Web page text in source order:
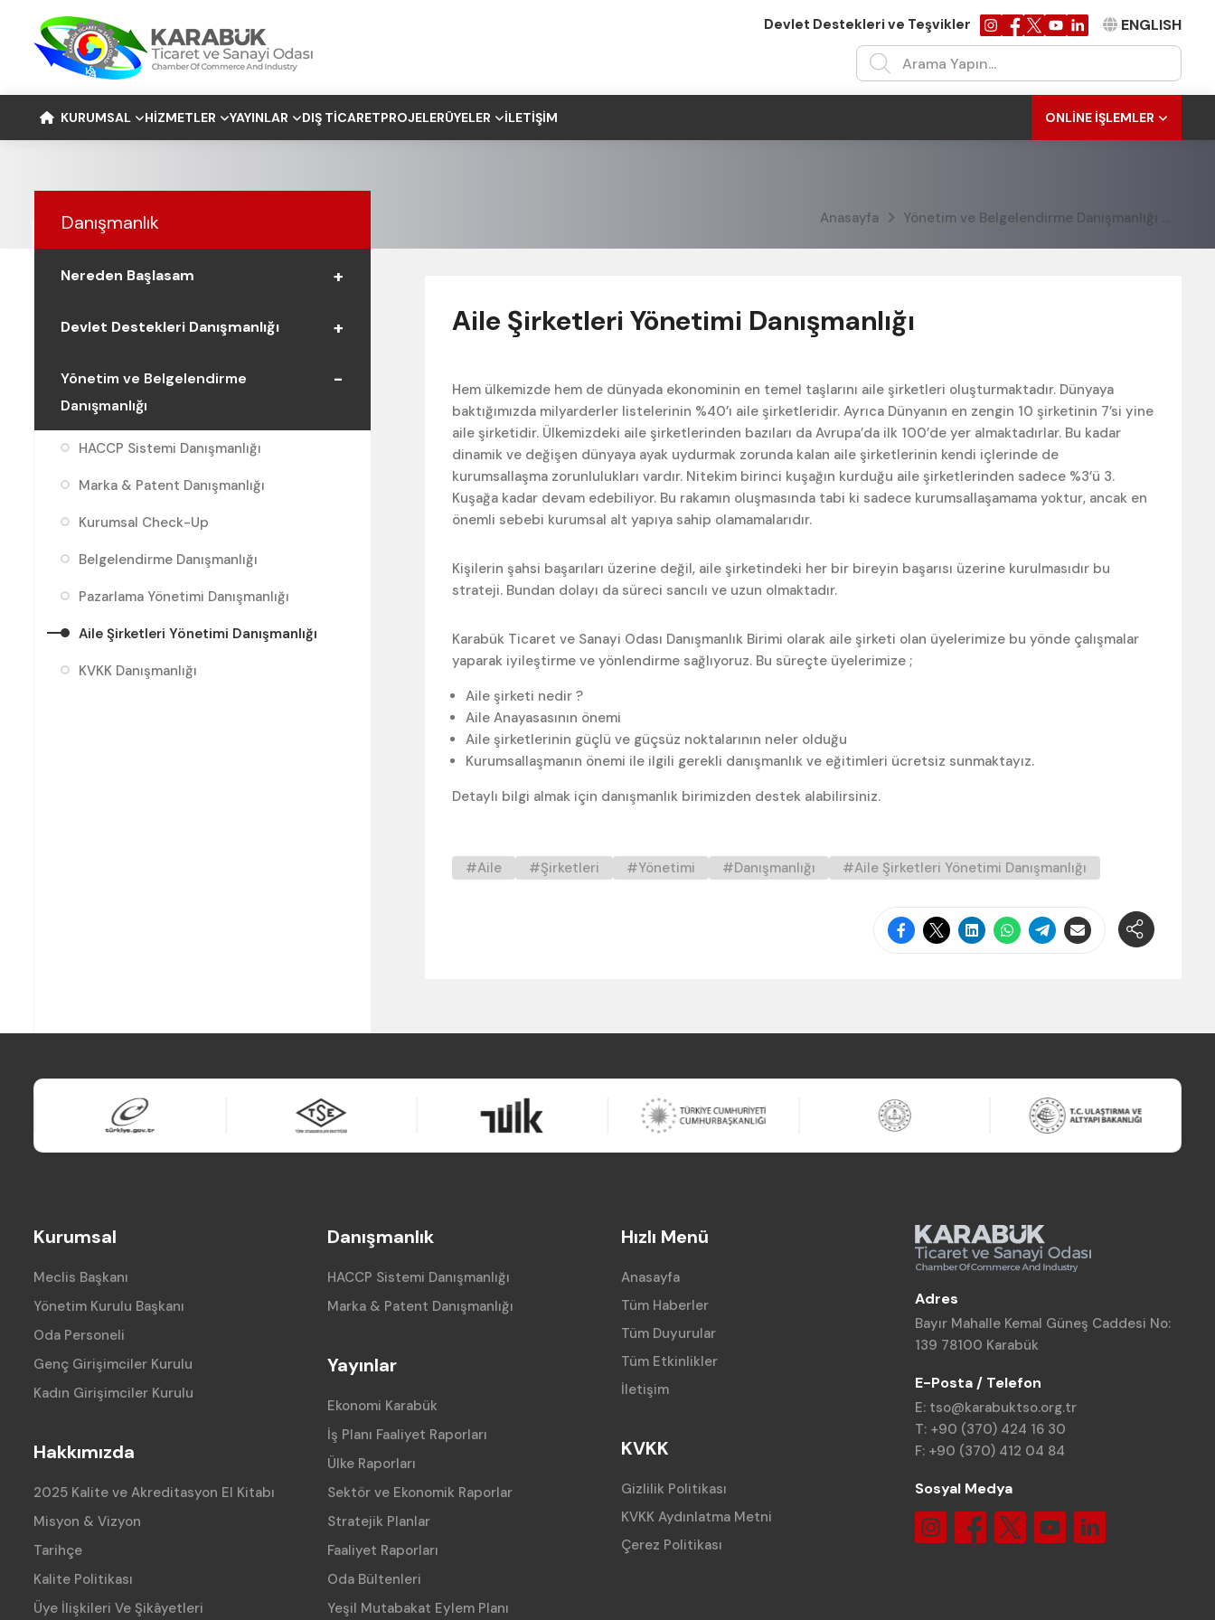
Devlet Destekleri ve Teşvikler ENGLISH
KURUMSAL HIZMETLER YAYINLAR DIŞ TICARETPROJELERÜYELER İLETIŞIM ONLINE İŞLEMLER
Danışmanlık Anasayfa Yönetim ve Belgelendirme Danışmanlığı
Nereden Başlasam
Devlet Destekleri Danışmanlığı
Yönetim ve Belgelendirme
Danışmanlığı
HACCP Sistemi Danışmanlığı
Marka & Patent Danışmanlığı
Kurumsal Check-Up
Belgelendirme Danışmanlığı
Pazarlama Yönetimi Danışmanlığı
Aile Şirketleri Yönetimi Danışmanlığı
KVKK Danışmanlığı
Aile Şirketleri Yönetimi Danışmanlığı
Hem ülkemizde hem de dünyada ekonominin en temel taşlarını aile şirketleri oluşturmaktadır. Dünyaya
baktığımızda milyarderler listelerinin %40’ı aile şirketleridir. Ayrıca Dünyanın en zengin 10 şirketinin 7’si yine
aile şirketidir. Ülkemizdeki aile şirketlerinden bazıları da Avrupa’da ilk 100’de yer almaktadırlar. Bu kadar
dinamik ve değişen dünyaya ayak uydurmak zorunda kalan aile şirketlerinin kendi içlerinde de
kurumsallaşma zorunlulukları vardır. Nitekim birinci kuşağın kurduğu aile şirketlerinden sadece %3’ü 3.
Kuşağa kadar devam edebiliyor. Bu rakamın oluşmasında tabi ki sadece kurumsallaşamama yoktur, ancak en
önemli sebebi kurumsal alt yapıya sahip olamamalarıdır.
Kişilerin şahsi başarıları üzerine değil, aile şirketindeki her bir bireyin başarısı üzerine kurulmasıdır bu
strateji. Bundan dolayı da süreci sancılı ve uzun olmaktadır.
Karabük Ticaret ve Sanayi Odası Danışmanlık Birimi olarak aile şirketi olan üyelerimize bu yönde çalışmalar
yaparak iyileştirme ve yönlendirme sağlıyoruz. Bu süreçte üyelerimize ;
Aile şirketi nedir ?
Aile Anayasasının önemi
Aile şirketlerinin güçlü ve güçsüz noktalarının neler olduğu
Kurumsallaşmanın önemi ile ilgili gerekli danışmanlık ve eğitimleri ücretsiz sunmaktayız.
Detaylı bilgi almak için danışmanlık birimizden destek alabilirsiniz.
Aile Şirketleri Yönetimi Danışmanlığı Aile Şirketleri Yönetimi Danışmanlığı
Kurumsal
Meclis Başkanı
Yönetim Kurulu Başkanı
Oda Personeli
Genç Girişimciler Kurulu
Kadın Girişimciler Kurulu
Hakkımızda
2025 Kalite ve Akreditasyon El Kitabı
Misyon & Vizyon
Tarihçe
Kalite Politikası
Üye İlişkileri Ve Şikâyetleri
Danışmanlık
HACCP Sistemi Danışmanlığı
Marka & Patent Danışmanlığı
Yayınlar
Ekonomi Karabük
İş Planı Faaliyet Raporları
Ülke Raporları
Sektör ve Ekonomik Raporlar
Stratejik Planlar
Faaliyet Raporları
Oda Bültenleri
Yeşil Mutabakat Eylem Planı
Hızlı Menü
Anasayfa
Tüm Haberler
Tüm Duyurular
Tüm Etkinlikler
İletişim
KVKK
Gizlilik Politikası
KVKK Aydınlatma Metni
Çerez Politikası
Adres
Bayır Mahalle Kemal Güneş Caddesi No:
139 78100 Karabük
E-Posta / Telefon
E: tso@karabuktso.org.tr
T: +90 (370) 424 16 30
F: +90 (370) 412 04 84
Sosyal Medya